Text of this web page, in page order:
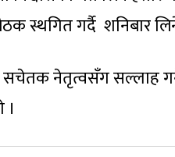
स्थगित गर्दै शनिबार
नेतृत्वसँग सल्लाह